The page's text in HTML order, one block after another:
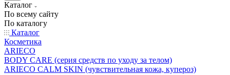
Каталог
По всему сайту
По каталогу
Каталог
Косметика
ARIECO
BODY CARE (серия средств по уходу за телом)
ARIECO CALM SKIN (чувствительная кожа, купероз)